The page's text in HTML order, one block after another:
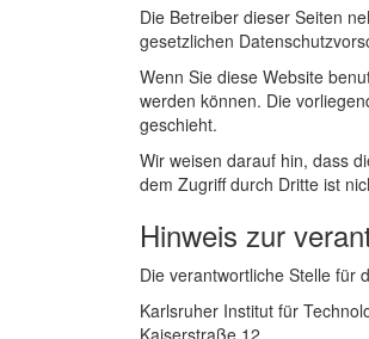
Die Betreiber dieser Seiten
gesetzlichen
Wenn Sie diese Website
werden können. Die
geschieht.
Wir weisen darauf hin, dass
dem Zugriff durch Dritte ist
Hinweis zur
Die verantwortliche Stelle für
Karlsruher Institut für